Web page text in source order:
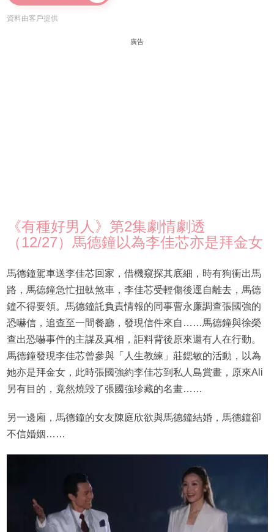
資料由客戶提供
廣告
《有種好男人》第2集劇情劇透
（12/27）馬德鐘以為李佳芯亦是拜金女
馬德鐘駕車送李佳芯回家，借機窺探其底細，時有狗衝出馬
路，馬德鐘急忙扭軚煞車，李佳芯受輕傷後逕自離去，馬德
鐘不得要領。馬德鐘託負責情報的同事曹永廉調查張國強的
恐嚇信，追查至一間餐廳，發現信件來自……馬德鐘與徐榮
查出恐嚇事件的主謀及真相，詎料背後原來還有人在行動。
馬德鐘發現李佳芯曾參與「人生教練」莊鍶敏的活動，以為
她亦是拜金女，此時張國強約李佳芯到私人島賞畫，原來Ali
另有目的，竟然燒毁了張國強珍藏的名畫……
另一邊廂，馬德鐘的女友陳庭欣欲與馬德鐘結婚，馬德鐘卻
不信婚姻……